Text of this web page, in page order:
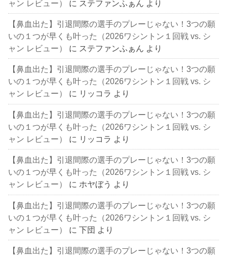
ャン レビュー）
に ステファンふぁん より
【鼻血出た】引退間際の選手のプレーじゃない！3つの願
いの１つが早くも叶った（2026ワシントン１回戦 vs. シ
ャン レビュー）
に ステファンふぁん より
【鼻血出た】引退間際の選手のプレーじゃない！3つの願
いの１つが早くも叶った（2026ワシントン１回戦 vs. シ
ャン レビュー）
に リッコラ より
【鼻血出た】引退間際の選手のプレーじゃない！3つの願
いの１つが早くも叶った（2026ワシントン１回戦 vs. シ
ャン レビュー）
に リッコラ より
【鼻血出た】引退間際の選手のプレーじゃない！3つの願
いの１つが早くも叶った（2026ワシントン１回戦 vs. シ
ャン レビュー）
に ホヤぼう より
【鼻血出た】引退間際の選手のプレーじゃない！3つの願
いの１つが早くも叶った（2026ワシントン１回戦 vs. シ
ャン レビュー）
に下団 より
【鼻血出た】引退間際の選手のプレーじゃない！3つの願